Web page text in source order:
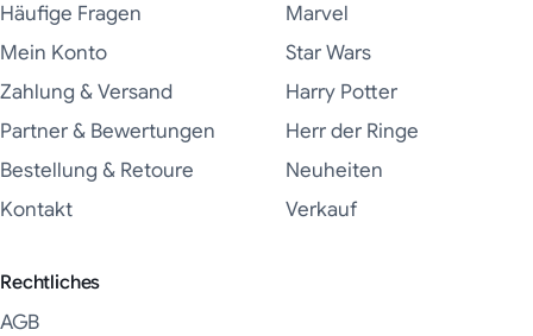
Häufige Fragen
Mein Konto
Zahlung & Versand
Partner & Bewertungen
Bestellung & Retoure
Kontakt
Marvel
Star Wars
Harry Potter
Herr der Ringe
Neuheiten
Verkauf
Rechtliches
AGB